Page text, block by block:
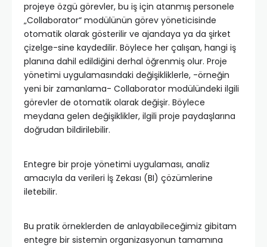
projeye özgü görevler, bu iş için atanmış personele
„Collaborator“ modülünün görev yöneticisinde
otomatik olarak gösterilir ve ajandaya ya da şirket
çizelge-sine kaydedilir. Böylece her çalışan, hangi iş
planına dahil edildiğini derhal öğrenmiş olur. Proje
yönetimi uygulamasındaki değişikliklerle, -örneğin
yeni bir zamanlama- Collaborator modülündeki ilgili
görevler de otomatik olarak değişir. Böylece
meydana gelen değişiklikler, ilgili proje paydaşlarına
doğrudan bildirilebilir.
Entegre bir proje yönetimi uygulaması, analiz
amacıyla da verileri İş Zekası (BI) çözümlerine
iletebilir.
Bu pratik örneklerden de anlayabileceğimiz gibitam
entegre bir sistemin organizasyonun tamamına